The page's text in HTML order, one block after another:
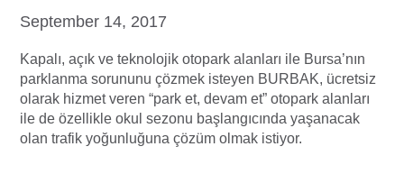
September 14, 2017
Kapalı, açık ve teknolojik otopark alanları ile Bursa’nın
parklanma sorununu çözmek isteyen BURBAK, ücretsiz
olarak hizmet veren “park et, devam et” otopark alanları
ile de özellikle okul sezonu başlangıcında yaşanacak
olan trafik yoğunluğuna çözüm olmak istiyor.